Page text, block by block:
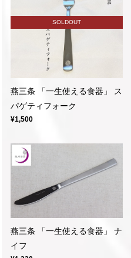
SOLDOUT
燕三条 「一生使える食器」 ス
パゲティフォーク
¥1,500
燕三条 「一生使える食器」 ナ
イフ